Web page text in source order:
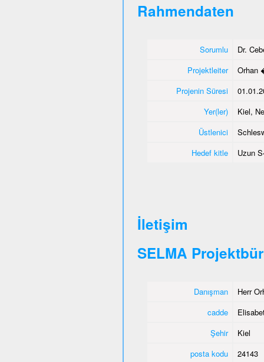
Rahmendaten
Sorumlu
Dr.
Projektleiter
Orhan
Projenin Süresi
Yer(ler)
Kiel,
Üstlenici
Hedef kitle
Uzun
İletişim
SELMA
Danışman
Herr
cadde
Şehir
Kiel
posta kodu
24143